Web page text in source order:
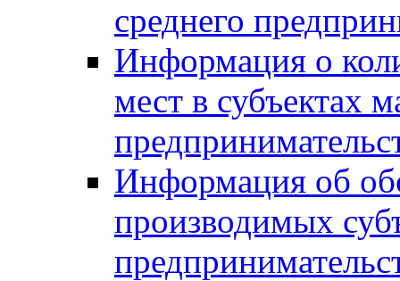
среднего
Информация о
мест в субъектах
Информация об
производимых